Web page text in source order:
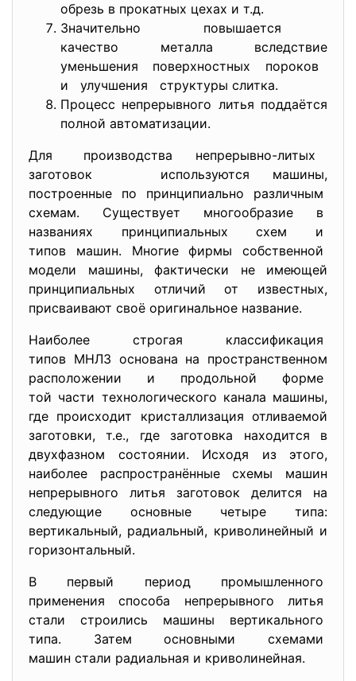
обрезь в прокатных цехах и т.д.
Значительно повышается
качество металла вследствие
уменьшения поверхностных пороков
и улучшения структуры слитка.
Процесс непрерывного литья поддаётся
полной автоматизации.
Для производства непрерывно-литых
заготовок используются машины,
построенные по принципиально различным
схемам. Существует многообразие в
названиях принципиальных схем и
типов машин. Многие фирмы собственной
модели машины, фактически не имеющей
принципиальных отличий от известных,
присваивают своё оригинальное название.
Наиболее строгая классификация
типов МНЛЗ основана на пространственном
расположении и продольной форме
той части технологического канала машины,
где происходит кристаллизация отливаемой
заготовки, т.е., где заготовка находится в
двухфазном состоянии. Исходя из этого,
наиболее распространённые схемы машин
непрерывного литья заготовок делится на
следующие основные четыре типа:
вертикальный, радиальный, криволинейный и
горизонтальный.
В первый период промышленного
применения способа непрерывного литья
стали строились машины вертикального
типа. Затем основными схемами
машин стали радиальная и криволинейная.